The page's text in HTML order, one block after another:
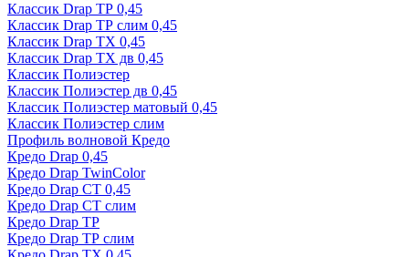
Классик Drap ТР 0,45
Классик Drap ТР слим 0,45
Классик Drap ТХ 0,45
Классик Drap ТХ дв 0,45
Классик Полиэстер
Классик Полиэстер дв 0,45
Классик Полиэстер матовый 0,45
Классик Полиэстер слим
Профиль волновой Кредо
Кредо Drap 0,45
Кредо Drap TwinColor
Кредо Drap СТ 0,45
Кредо Drap СТ слим
Кредо Drap ТР
Кредо Drap ТР слим